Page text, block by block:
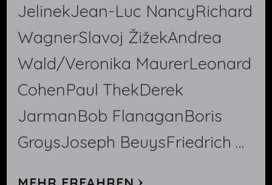
JelinekJean-Luc NancyRichard
WagnerSlavoj ŽižekAndrea
Wald/Veronika MaurerLeonard
CohenPaul ThekDerek
JarmanBob FlanaganBoris
GroysJoseph BeuysFriedrich …